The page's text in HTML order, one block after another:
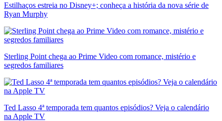
Estilhaços estreia no Disney+; conheça a história da nova série de
Ryan Murphy
Sterling Point chega ao Prime Video com romance, mistério e
segredos familiares
Ted Lasso 4ª temporada tem quantos episódios? Veja o calendário
na Apple TV